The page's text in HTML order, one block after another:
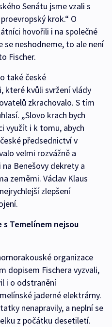
Senátu jsme vzali s
krok.“ O
hovořili i na společné
se neshodneme, to ale není
Fischer.
také české
které kvůli svržení vlády
zkrachovalo. S tím
„Slovo krach bych
využít i k tomu, abych
předsednictví v
velmi rozvážně a
na Benešovy dekrety a
zeměmi. Václav Klaus
zlepšení
Temelínem nejsou
organizace
dopisem Fischera vyzvali,
i o odstranění
jaderné elektrárny.
nenapravily, a neplní se
z počátku desetiletí.